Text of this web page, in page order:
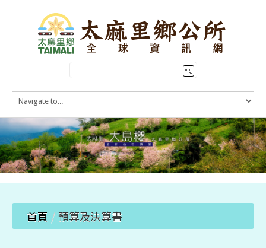
HOME
訊息公告
本鄉簡介
公所介紹
觀光導覽
便民服務
首頁 / 預算及決算書